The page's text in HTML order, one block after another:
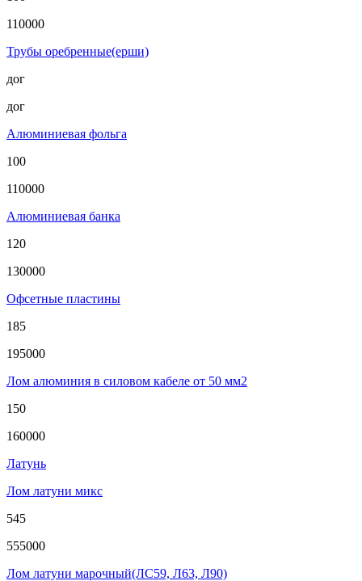
110000
Трубы оребренные(ерши)
дог
дог
Алюминиевая фольга
100
110000
Алюминиевая банка
120
130000
Офсетные пластины
185
195000
Лом алюминия в силовом кабеле от 50 мм2
150
160000
Латунь
Лом латуни микс
545
555000
Лом латуни марочный(ЛС59, Л63, Л90)